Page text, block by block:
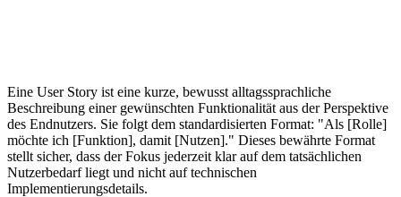
Eine User Story ist eine kurze, bewusst alltagssprachliche
Beschreibung einer gewünschten Funktionalität aus der Perspektive
des Endnutzers. Sie folgt dem standardisierten Format: "Als [Rolle]
möchte ich [Funktion], damit [Nutzen]." Dieses bewährte Format
stellt sicher, dass der Fokus jederzeit klar auf dem tatsächlichen
Nutzerbedarf liegt und nicht auf technischen
Implementierungsdetails.